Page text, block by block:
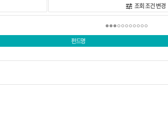
조회 조건 변경
펀드명